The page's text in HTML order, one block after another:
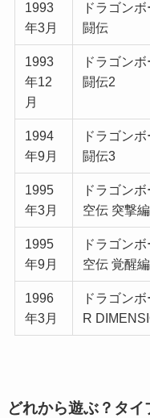
1993
年3月
ドラゴン
闘伝
1993
年12
月
ドラゴン
闘伝2
1994
年9月
ドラゴン
闘伝3
1995
年3月
ドラゴン
空伝 突撃編
1995
年9月
ドラゴン
空伝 覚醒編
1996
年3月
ドラゴン
R
どれから遊ぶ？タ